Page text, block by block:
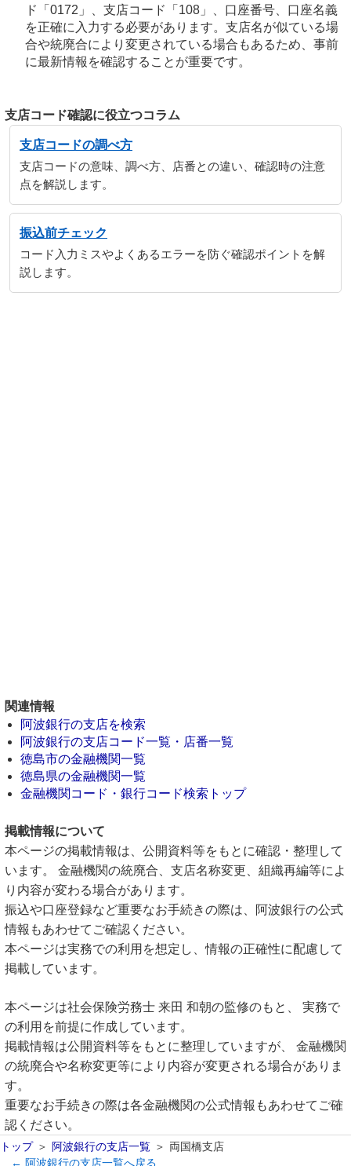
ド「0172」、支店コード「108」、口座番号、口座名義
を正確に入力する必要があります。支店名が似ている場
合や統廃合により変更されている場合もあるため、事前
に最新情報を確認することが重要です。
支店コード確認に役立つコラム
支店コードの調べ方
支店コードの意味、調べ方、店番との違い、確認時の注意
点を解説します。
振込前チェック
コード入力ミスやよくあるエラーを防ぐ確認ポイントを解
説します。
関連情報
阿波銀行の支店を検索
阿波銀行の支店コード一覧・店番一覧
徳島市の金融機関一覧
徳島県の金融機関一覧
金融機関コード・銀行コード検索トップ
掲載情報について
本ページの掲載情報は、公開資料等をもとに確認・整理して
います。 金融機関の統廃合、支店名称変更、組織再編等によ
り内容が変わる場合があります。
振込や口座登録など重要なお手続きの際は、阿波銀行の公式
情報もあわせてご確認ください。
本ページは実務での利用を想定し、情報の正確性に配慮して
掲載しています。
本ページは社会保険労務士 来田 和朝の監修のもと、 実務で
の利用を前提に作成しています。
掲載情報は公開資料等をもとに整理していますが、 金融機関
の統廃合や名称変更等により内容が変更される場合がありま
す。
重要なお手続きの際は各金融機関の公式情報もあわせてご確
認ください。
トップ 阿波銀行の支店一覧
両国橋支店
← 阿波銀行の支店一覧へ戻る